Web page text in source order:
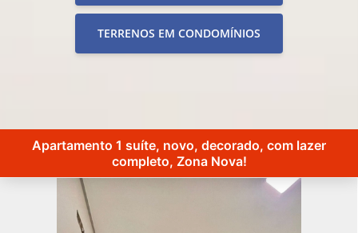
TERRENOS EM CONDOMÍNIOS
Apartamento 1 suíte, novo, decorado, com lazer
completo, Zona Nova!